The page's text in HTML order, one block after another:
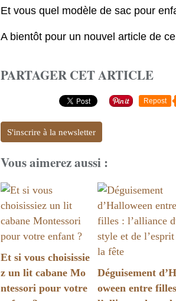
Et vous quel modèle de sac pour
A bientôt pour un nouvel article de
PARTAGER CET ARTICLE
Repost
S'inscrire à la newsletter
Vous aimerez aussi :
Et si vous choisissie
z un lit cabane Mo
ntessori pour votre
Déguisement
oween entre